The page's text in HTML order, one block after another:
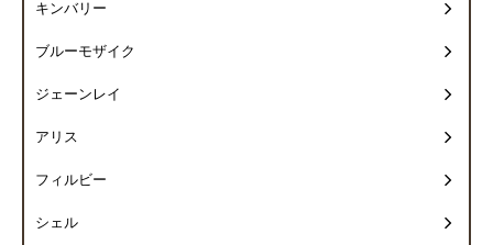
キンバリー
ブルーモザイク
ジェーンレイ
アリス
フィルビー
シェル